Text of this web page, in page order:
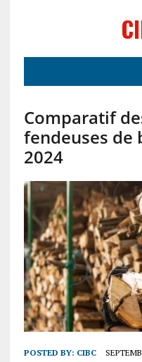
Comparatif
fendeuses de
2024
POSTED BY: CIBC